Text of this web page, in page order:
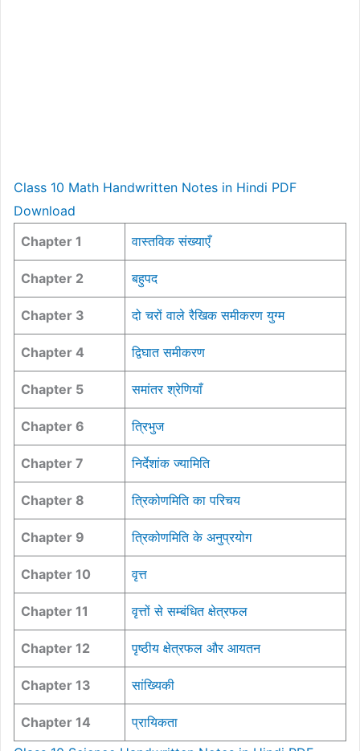
Class 10 Math Handwritten Notes in Hindi PDF
Download
Chapter 1
वास्तविक संख्याएँ
Chapter 2 बहुपद
Chapter 3 दो चरों वाले रैखिक समीकरण युग्म
Chapter 4 द्विघात समीकरण
Chapter 5 समांतर श्रेणियाँ
Chapter 6 त्रिभुज
Chapter 7 निर्देशांक ज्यामिति
Chapter 8 त्रिकोणमिति का परिचय
Chapter 9 त्रिकोणमिति के अनुप्रयोग
Chapter 10 वृत्त
Chapter 11 वृत्तों से सम्बंधित क्षेत्रफल
Chapter 12 पृष्ठीय क्षेत्रफल और आयतन
Chapter 13 सांख्यिकी
Chapter 14
प्रायिकता